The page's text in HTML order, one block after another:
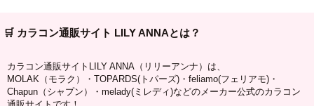
🛒 カラコン通販サイト LILY ANNAとは？
カラコン通販サイトLILY ANNA（リリーアンナ）は、
MOLAK（モラク）・TOPARDS(トパーズ)・feliamo(フェリアモ)・
Chapun（シャプン）・melady(ミレディ)などのメーカー公式のカラコン